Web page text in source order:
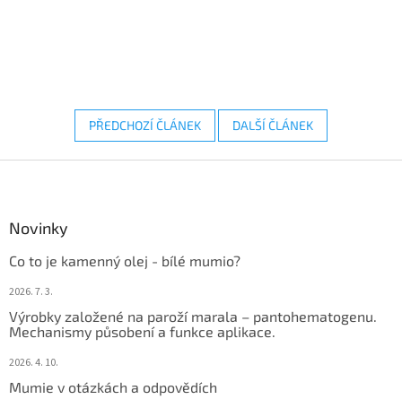
PŘEDCHOZÍ ČLÁNEK DALŠÍ ČLÁNEK
Novinky
Co to je kamenný olej - bílé mumio?
2026. 7. 3.
Výrobky založené na paroží marala – pantohematogenu.
Mechanismy působení a funkce aplikace.
2026. 4. 10.
Mumie v otázkách a odpovědích